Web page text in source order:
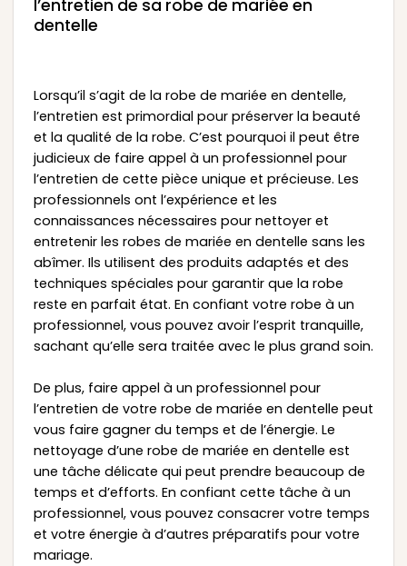
l’entretien de sa robe de mariée en
dentelle
Lorsqu’il s’agit de la robe de mariée en dentelle,
l’entretien est primordial pour préserver la beauté
et la qualité de la robe. C’est pourquoi il peut être
judicieux de faire appel à un professionnel pour
l’entretien de cette pièce unique et précieuse. Les
professionnels ont l’expérience et les
connaissances nécessaires pour nettoyer et
entretenir les robes de mariée en dentelle sans les
abîmer. Ils utilisent des produits adaptés et des
techniques spéciales pour garantir que la robe
reste en parfait état. En confiant votre robe à un
professionnel, vous pouvez avoir l’esprit tranquille,
sachant qu’elle sera traitée avec le plus grand soin.
De plus, faire appel à un professionnel pour
l’entretien de votre robe de mariée en dentelle peut
vous faire gagner du temps et de l’énergie. Le
nettoyage d’une robe de mariée en dentelle est
une tâche délicate qui peut prendre beaucoup de
temps et d’efforts. En confiant cette tâche à un
professionnel, vous pouvez consacrer votre temps
et votre énergie à d’autres préparatifs pour votre
mariage.